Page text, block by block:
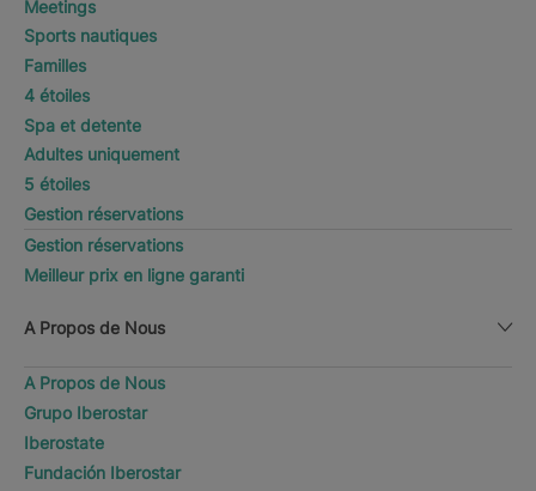
Meetings
Sports nautiques
Familles
4 étoiles
Spa et detente
Adultes uniquement
5 étoiles
Gestion réservations
Gestion réservations
Meilleur prix en ligne garanti
A Propos de Nous
A Propos de Nous
Grupo Iberostar
Iberostate
Fundación Iberostar